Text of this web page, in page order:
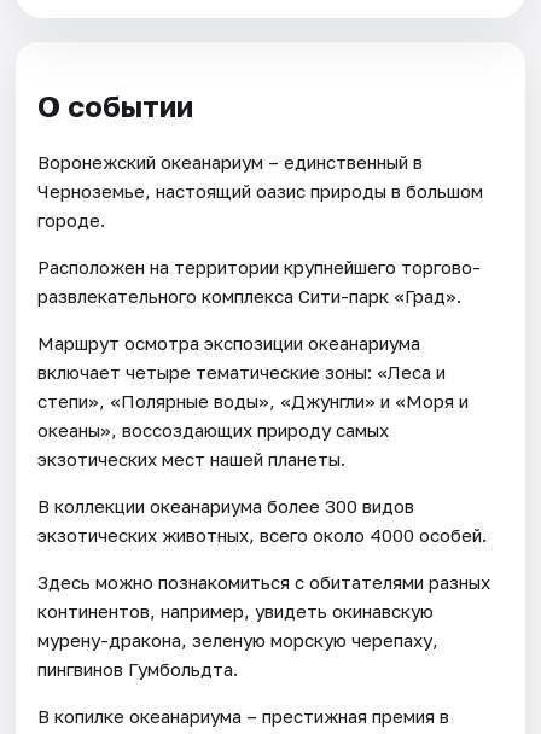
О событии
Воронежский океанариум – единственный в
Черноземье, настоящий оазис природы в большом
городе.
Расположен на территории крупнейшего торгово-
развлекательного комплекса Сити-парк «Град».
Маршрут осмотра экспозиции океанариума
включает четыре тематические зоны: «Леса и
степи», «Полярные воды», «Джунгли» и «Моря и
океаны», воссоздающих природу самых
экзотических мест нашей планеты.
В коллекции океанариума более 300 видов
экзотических животных, всего около 4000 особей.
Здесь можно познакомиться с обитателями разных
континентов, например, увидеть окинавскую
мурену-дракона, зеленую морскую черепаху,
пингвинов Гумбольдта.
В копилке океанариума – престижная премия в